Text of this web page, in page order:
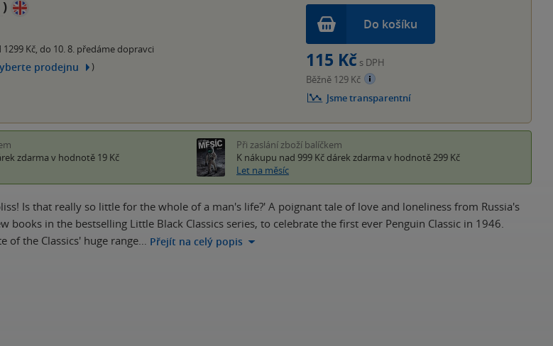
)
1299 Kč, do 10. 8. předáme dopravci
prodejnu )
Do košíku
115 Kč s DPH
Běžně 129 Kč
Jsme transparentní
zdarma v hodnotě 19 Kč
Při zaslání zboží balíčkem
K nákupu nad 999 Kč dárek zdarma v hodnotě 299 Kč
Let na měsíc
Is that really so little for the whole of a man's life?' A poignant tale of love and loneliness from Russia's
books in the bestselling Little Black Classics series, to celebrate the first ever Penguin Classic in 1946.
of the Classics' huge range… Přejít na celý popis